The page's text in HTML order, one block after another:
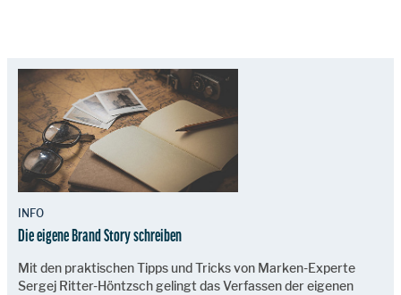
INFO
Die eigene Brand Story schreiben
Mit den praktischen Tipps und Tricks von Marken-Experte
Sergej Ritter-Höntzsch gelingt das Verfassen der eigenen